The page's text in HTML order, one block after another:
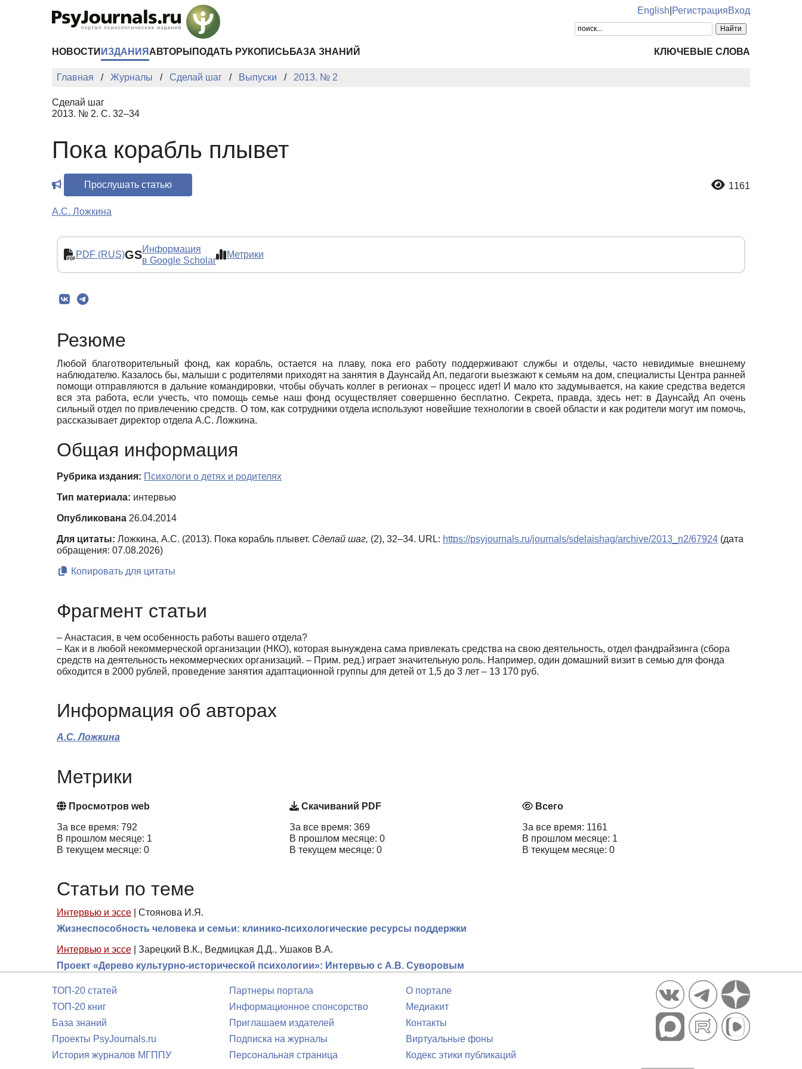
English РегистрацияВход
НОВОСТИ ИЗДАНИЯ АВТОРЫ ПОДАТЬ РУКОПИСЬ БАЗА ЗНАНИЙ КЛЮЧЕВЫЕ СЛОВА
Главная Журналы Сделай шаг Выпуски 2013. № 2
Сделай шаг
2013. № 2. С. 32–34
Пока корабль плывет
Прослушать статью 1161
А.С. Ложкина
PDF (RUS)GSИнформация
в Google Scholar
Метрики
Резюме
Любой благотворительный фонд, как корабль, остается на плаву, пока его работу поддерживают службы и отделы, часто невидимые внешнему
наблюдателю. Казалось бы, малыши с родителями приходят на занятия в Даунсайд Ап, педагоги выезжают к семьям на дом, специалисты Центра ранней
помощи отправляются в дальние командировки, чтобы обучать коллег в регионах – процесс идет! И мало кто задумывается, на какие средства ведется
вся эта работа, если учесть, что помощь семье наш фонд осуществляет совершенно бесплатно. Секрета, правда, здесь нет: в Даунсайд Ап очень
сильный отдел по привлечению средств. О том, как сотрудники отдела используют новейшие технологии в своей области и как родители могут им помочь,
рассказывает директор отдела А.С. Ложкина.
Общая информация
Рубрика издания: Психологи о детях и родителях
Тип материала: интервью
Опубликована 26.04.2014
Для цитаты: Ложкина, А.С. (2013). Пока корабль плывет. Сделай шаг, (2), 32–34. URL: https://psyjournals.ru/journals/sdelaishag/archive/2013_n2/67924 (дата
обращения: 07.08.2026)
Копировать для цитаты
Фрагмент статьи
– Анастасия, в чем особенность работы вашего отдела?
– Как и в любой некоммерческой организации (НКО), которая вынуждена сама привлекать средства на свою деятельность, отдел фандрайзинга (сбора
средств на деятельность некоммерческих организаций. – Прим. ред.) играет значительную роль. Например, один домашний визит в семью для фонда
обходится в 2000 рублей, проведение занятия адаптационной группы для детей от 1,5 до 3 лет – 13 170 руб.
Информация об авторах
А.С. Ложкина
Метрики
Просмотров web
За все время: 792
В прошлом месяце: 1
В текущем месяце: 0
Скачиваний PDF
За все время: 369
В прошлом месяце: 0
В текущем месяце: 0
Всего
За все время: 1161
В прошлом месяце: 1
В текущем месяце: 0
Статьи по теме
Интервью и эссе
Стоянова И.Я.
Жизнеспособность человека и семьи: клинико-психологические ресурсы поддержки
Интервью и эссе
Зарецкий В.К., Ведмицкая Д.Д., Ушаков В.А.
Проект «Дерево культурно-исторической психологии»: Интервью с А.В. Суворовым
ТОП-20 статей
ТОП-20 книг
База знаний
Проекты PsyJournals.ru
История журналов МГППУ
Партнеры портала
Информационное спонсорство
Приглашаем издателей
Подписка на журналы
Персональная страница
О портале
Медиакит
Контакты
Виртуальные фоны
Кодекс этики публикаций